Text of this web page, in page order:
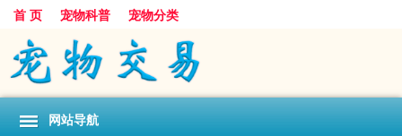
首 页 宠物科普 宠物分类
网站导航